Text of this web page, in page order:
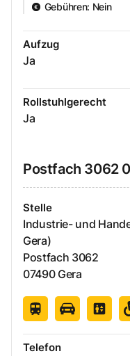
Gebühren: Nein
Aufzug
Ja
Rollstuhlgerecht
Ja
Postfach 3062
Stelle
Industrie- und
Gera)
Postfach 3062
07490 Gera
Telefon